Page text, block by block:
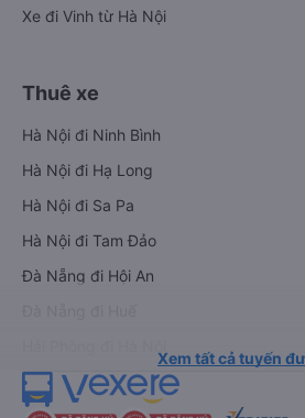
Xe đi Vinh từ Hà Nội
Thuê xe
Hà Nội đi Ninh Bình
Hà Nội đi Hạ Long
Hà Nội đi Sa Pa
Hà Nội đi Tam Đảo
Đà Nẵng đi Hội An
Xem tất cả tuyến